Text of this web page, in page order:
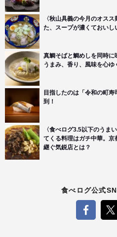
〈秋山具義の今月のオス
た、スープが濃くておいし
真鯛そばと鯛めしを同時
うまみ、香り、風味を心ゆ
目指したのは「令和の町
到！
〈食べログ3.5以下のうま
てくる料理はガチ中華。
継ぐ気鋭店とは？
食べログ公式